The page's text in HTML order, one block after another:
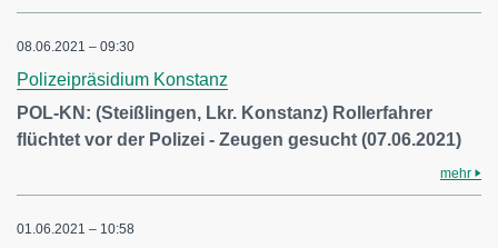
08.06.2021 – 09:30
Polizeipräsidium Konstanz
POL-KN: (Steißlingen, Lkr. Konstanz) Rollerfahrer
flüchtet vor der Polizei - Zeugen gesucht (07.06.2021)
mehr
01.06.2021 – 10:58